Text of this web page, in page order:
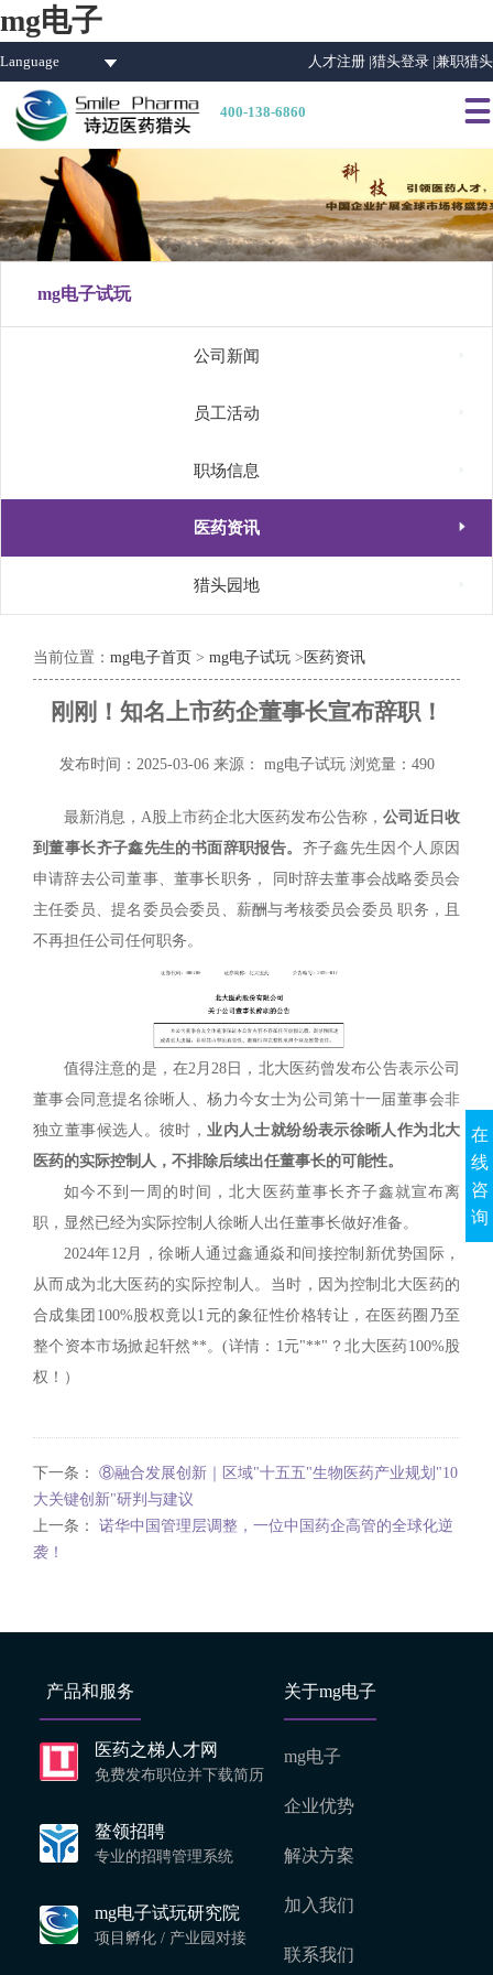
mg电子
Language 人才注册 |猎头登录 |兼职猎头
400-138-6860 
mg电子试玩
公司新闻
员工活动
职场信息
医药资讯 
猎头园地
当前位置： mg电子首页 > mg电子试玩 > 医药资讯
刚刚！知名上市药企董事长宣布辞职！
发布时间：2025-03-06 来源： mg电子试玩 浏览量：490
最新消息，A股上市药企北大医药发布公告称， 公司近日收
到董事长齐子鑫先生的书面辞职报告。 齐子鑫先生因个人原因
申请辞去公司董事、董事长职务， 同时辞去董事会战略委员会
主任委员、提名委员会委员、薪酬与考核委员会委员 职务，且
不再担任公司任何职务。
值得注意的是，在2月28日，北大医药曾发布公告表示公司
董事会同意提名徐晰人、杨力今女士为公司第十一届董事会非
独立董事候选人。彼时，业内人士就纷纷表示徐晰人作为北大
医药的实际控制人，不排除后续出任董事长的可能性。
如今不到一周的时间，北大医药董事长齐子鑫就宣布离
职，显然已经为实际控制人徐晰人出任董事长做好准备。
2024年12月，徐晰人通过鑫通焱和间接控制新优势国际，
从而成为北大医药的实际控制人。当时，因为控制北大医药的
合成集团100%股权竟以1元的象征性价格转让，在医药圈乃至
整个资本市场掀起轩然**。(详情：1元"**"？北大医药100%股
权！）
下一条： ⑧融合发展创新｜区域"十五五"生物医药产业规划"10
大关键创新"研判与建议
上一条： 诺华中国管理层调整，一位中国药企高管的全球化逆
袭！
产品和服务
医药之梯人才网
免费发布职位并下载简历
鳌领招聘
专业的招聘管理系统
mg电子试玩研究院
项目孵化 / 产业园对接
关于mg电子
mg电子
企业优势
解决方案
加入我们
联系我们
在
线
咨
询